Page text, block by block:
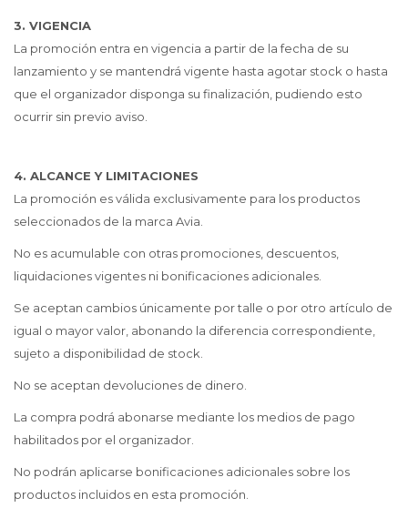
3. VIGENCIA
La promoción entra en vigencia a partir de la fecha de su
lanzamiento y se mantendrá vigente hasta agotar stock o hasta
que el organizador disponga su finalización, pudiendo esto
ocurrir sin previo aviso.
4. ALCANCE Y LIMITACIONES
La promoción es válida exclusivamente para los productos
seleccionados de la marca Avia.
No es acumulable con otras promociones, descuentos,
liquidaciones vigentes ni bonificaciones adicionales.
Se aceptan cambios únicamente por talle o por otro artículo de
igual o mayor valor, abonando la diferencia correspondiente,
sujeto a disponibilidad de stock.
No se aceptan devoluciones de dinero.
La compra podrá abonarse mediante los medios de pago
habilitados por el organizador.
No podrán aplicarse bonificaciones adicionales sobre los
productos incluidos en esta promoción.